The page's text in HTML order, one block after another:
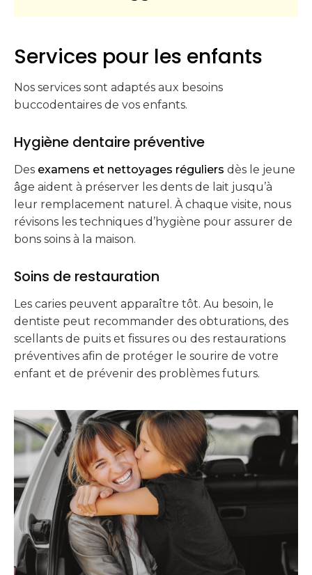
Services pour les enfants
Nos services sont adaptés aux besoins
buccodentaires de vos enfants.
Hygiène dentaire préventive
Des examens et nettoyages réguliers dès le jeune
âge aident à préserver les dents de lait jusqu’à
leur remplacement naturel. À chaque visite, nous
révisons les techniques d’hygiène pour assurer de
bons soins à la maison.
Soins de restauration
Les caries peuvent apparaître tôt. Au besoin, le
dentiste peut recommander des obturations, des
scellants de puits et fissures ou des restaurations
préventives afin de protéger le sourire de votre
enfant et de prévenir des problèmes futurs.